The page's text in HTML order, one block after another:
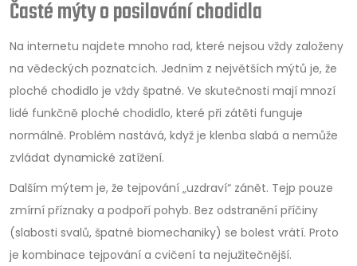
Časté mýty o posilování chodidla
Na internetu najdete mnoho rad, které nejsou vždy založeny
na vědeckých poznatcích. Jedním z největších mýtů je, že
ploché chodidlo je vždy špatné. Ve skutečnosti mají mnozí
lidé funkčně ploché chodidlo, které při zátěti funguje
normálně. Problém nastává, když je klenba slabá a nemůže
zvládat dynamické zatížení.
Dalším mýtem je, že tejpování „uzdraví“ zánět. Tejp pouze
zmírní příznaky a podpoří pohyb. Bez odstranění příčiny
(slabosti svalů, špatné biomechaniky) se bolest vrátí. Proto
je kombinace tejpování a cvičení ta nejužitečnější.